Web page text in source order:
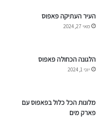
העיר העתיקה פאפוס
מאי 27, 2024
הלגונה הכחולה פאפוס
יוני 1, 2024
מלונות הכל כלול בפאפוס עם
פארק מים